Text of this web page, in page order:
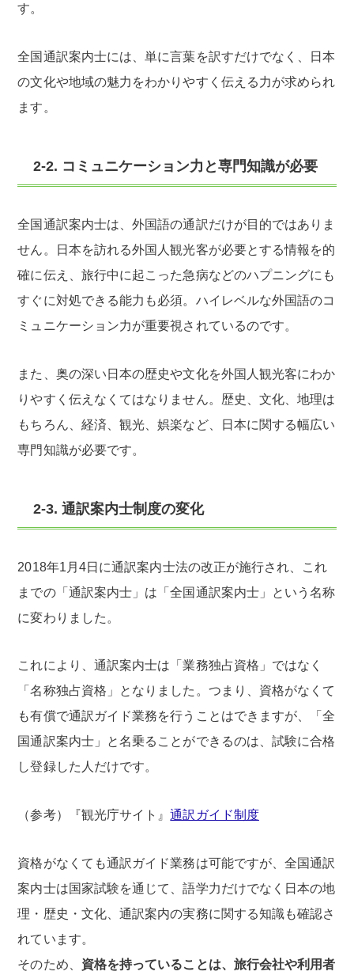
す。
全国通訳案内士には、単に言葉を訳すだけでなく、日本
の文化や地域の魅力をわかりやすく伝える力が求められ
ます。
2-2. コミュニケーション力と専門知識が必要
全国通訳案内士は、外国語の通訳だけが目的ではありま
せん。日本を訪れる外国人観光客が必要とする情報を的
確に伝え、旅行中に起こった急病などのハプニングにも
すぐに対処できる能力も必須。ハイレベルな外国語のコ
ミュニケーション力が重要視されているのです。
また、奥の深い日本の歴史や文化を外国人観光客にわか
りやすく伝えなくてはなりません。歴史、文化、地理は
もちろん、経済、観光、娯楽など、日本に関する幅広い
専門知識が必要です。
2-3. 通訳案内士制度の変化
2018年1月4日に通訳案内士法の改正が施行され、これ
までの「通訳案内士」は「全国通訳案内士」という名称
に変わりました。
これにより、通訳案内士は「業務独占資格」ではなく
「名称独占資格」となりました。つまり、資格がなくて
も有償で通訳ガイド業務を行うことはできますが、「全
国通訳案内士」と名乗ることができるのは、試験に合格
し登録した人だけです。
（参考）『観光庁サイト』通訳ガイド制度
資格がなくても通訳ガイド業務は可能ですが、全国通訳
案内士は国家試験を通じて、語学力だけでなく日本の地
理・歴史・文化、通訳案内の実務に関する知識も確認さ
れています。
そのため、 資格を持っていることは、旅行会社や利用者